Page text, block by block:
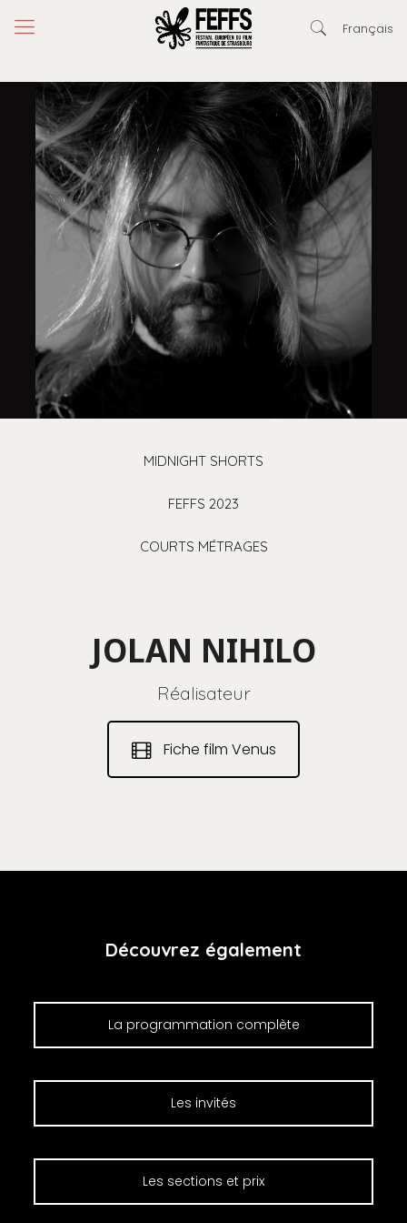
Français
MIDNIGHT SHORTS
FEFFS 2023
COURTS MÉTRAGES
JOLAN NIHILO
Réalisateur
Fiche film Venus
Découvrez également
La programmation complète
Les invités
Les sections et prix